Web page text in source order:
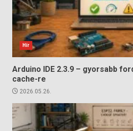
Hír
Arduino IDE 2.3.9 – gyorsabb
cache-re
2026.05.26.